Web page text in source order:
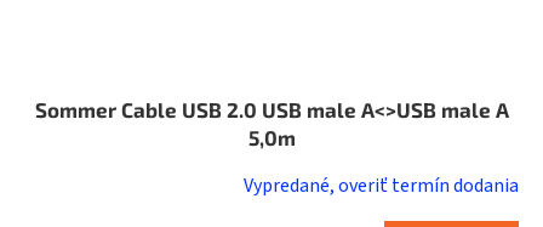
Sommer Cable USB 2.0 USB male A<>USB male A
5,0m
Vypredané, overiť termín dodania